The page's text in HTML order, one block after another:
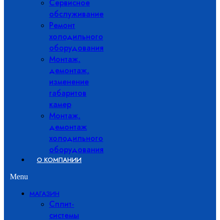
Сервисное
обслуживание
Ремонт
холодильного
оборудования
Монтаж,
демонтаж,
изменение
габаритов
камер
Монтаж,
демонтаж
холодильного
оборудования
О КОМПАНИИ
Menu
МАГАЗИН
Сплит-
системы